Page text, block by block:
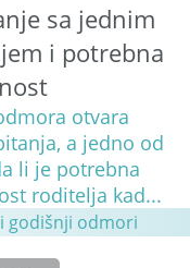
sa jednim
i potrebna
otvara
a jedno od
li je potrebna
roditelja kad...
godišnji odmori